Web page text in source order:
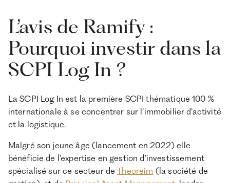
L’avis de Ramify :
Pourquoi investir dans la
SCPI Log In ?
La SCPI Log In est la première SCPI thématique 100 %
internationale à se concentrer sur l’immobilier d’activité
et la logistique.
Malgré son jeune âge (lancement en 2022) elle
bénéficie de l’expertise en gestion d’investissement
spécialisé sur ce secteur deTheoreim (la société de